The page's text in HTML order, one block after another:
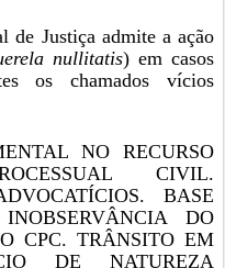
de Justiça admite a ação
nullitatis) em casos
os chamados vícios
NO RECURSO
CIVIL.
BASE
DO
CPC. TRÂNSITO EM
DE NATUREZA